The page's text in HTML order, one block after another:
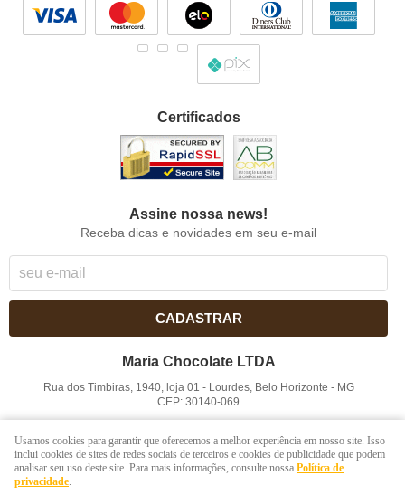
Certificados
Assine nossa news!
Receba dicas e novidades em seu e-mail
CADASTRAR
Maria Chocolate LTDA
Rua dos Timbiras, 1940, loja 01 - Lourdes, Belo Horizonte - MG
CEP: 30140-069
LOJA VIRTUAL CRIADA POR
Usamos cookies para garantir que oferecemos a melhor experiência em nosso site. Isso
inclui cookies de sites de redes sociais de terceiros e cookies de publicidade que podem
analisar seu uso deste site. Para mais informações, consulte nossa Política de
privacidade.